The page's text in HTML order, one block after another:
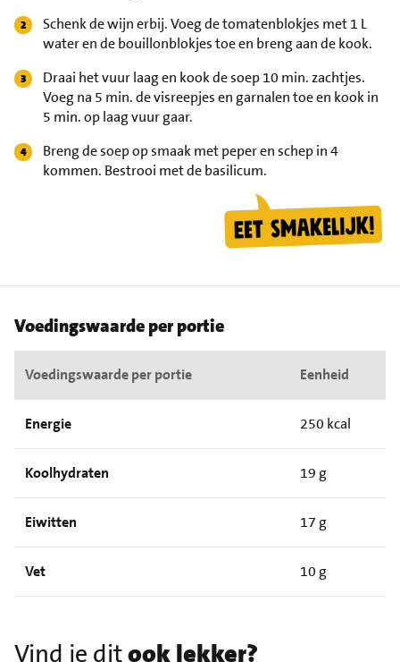
Schenk de wijn erbij. Voeg de tomatenblokjes met 1 L
water en de bouillonblokjes toe en breng aan de kook.
Draai het vuur laag en kook de soep 10 min. zachtjes.
Voeg na 5 min. de visreepjes en garnalen toe en kook in
5 min. op laag vuur gaar.
Breng de soep op smaak met peper en schep in 4
kommen. Bestrooi met de basilicum.
Voedingswaarde per portie
Voedingswaarde per portie Eenheid
Energie 250 kcal
Koolhydraten 19 g
Eiwitten 17 g
Vet 10 g
Vind je ditook lekker?